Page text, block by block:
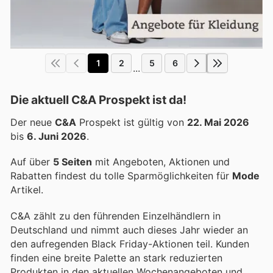
1 2 ... 5 6
Die aktuell C&A Prospekt ist da!
Der neue C&A Prospekt ist gültig von 22. Mai 2026
bis 6. Juni 2026.
Auf über 5 Seiten mit Angeboten, Aktionen und
Rabatten findest du tolle Sparmöglichkeiten für Mode
Artikel.
C&A zählt zu den führenden Einzelhändlern in
Deutschland und nimmt auch dieses Jahr wieder an
den aufregenden Black Friday-Aktionen teil. Kunden
finden eine breite Palette an stark reduzierten